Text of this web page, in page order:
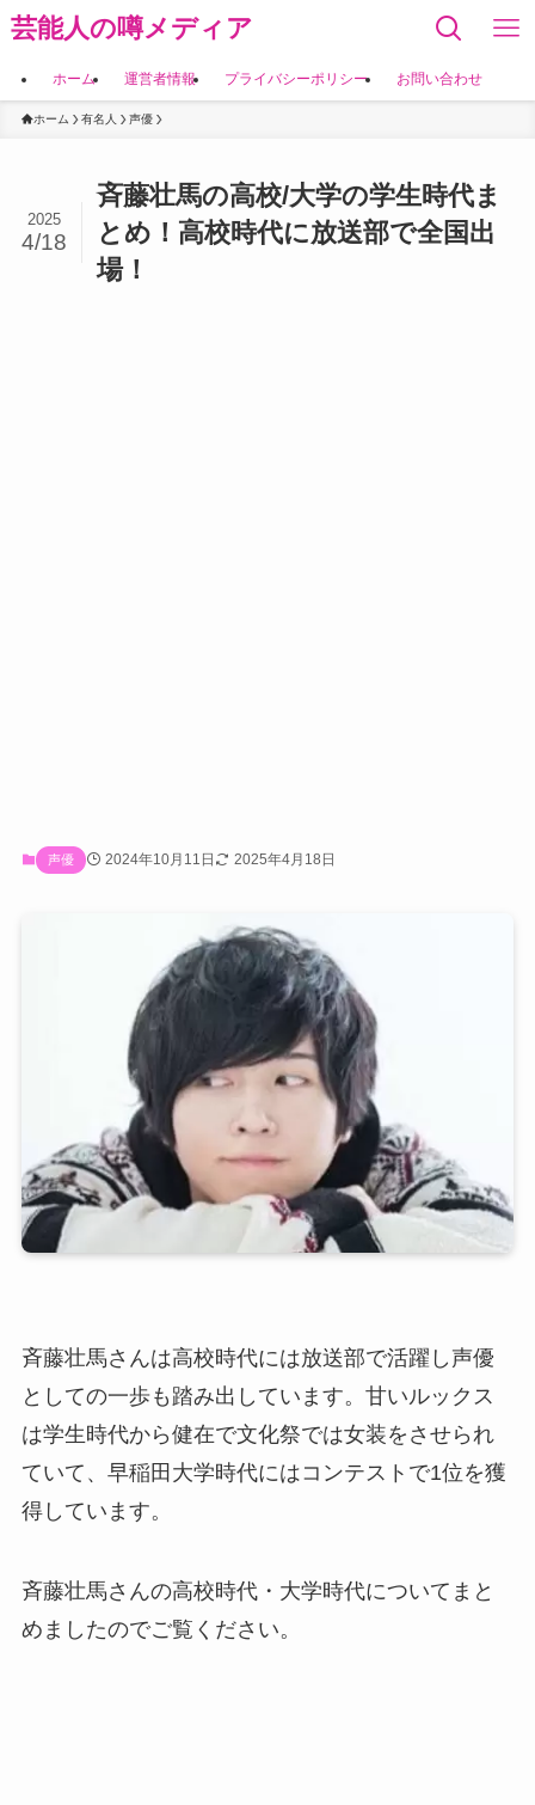
芸能人の噂メディア
ホーム 運営者情報 プライバシーポリシー お問い合わせ
ホーム 有名人 声優
斉藤壮馬の高校/大学の学生時代ま
とめ！高校時代に放送部で全国出
場！
2025
4/18
声優 2024年10月11日 2025年4月18日
斉藤壮馬さんは高校時代には放送部で活躍し声優
としての一歩も踏み出しています。甘いルックス
は学生時代から健在で文化祭では女装をさせられ
ていて、早稲田大学時代にはコンテストで1位を獲
得しています。
斉藤壮馬さんの高校時代・大学時代についてまと
めましたのでご覧ください。